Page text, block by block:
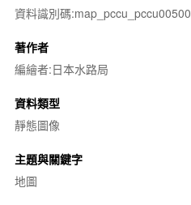
資料識別碼:map_pccu_pccu00500
著作者
編繪者:日本水路局
資料類型
靜態圖像
主題與關鍵字
地圖